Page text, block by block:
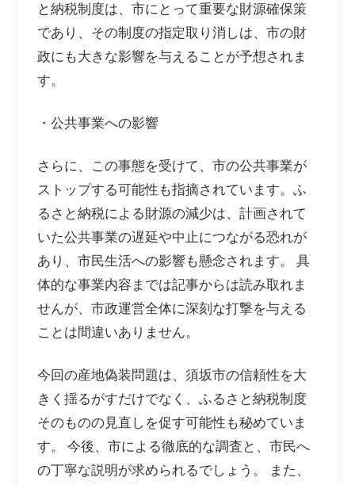
と納税制度は、市にとって重要な財源確保策
であり、その制度の指定取り消しは、市の財
政にも大きな影響を与えることが予想されま
す。
・公共事業への影響
さらに、この事態を受けて、市の公共事業が
ストップする可能性も指摘されています。ふ
るさと納税による財源の減少は、計画されて
いた公共事業の遅延や中止につながる恐れが
あり、市民生活への影響も懸念されます。 具
体的な事業内容までは記事からは読み取れま
せんが、市政運営全体に深刻な打撃を与える
ことは間違いありません。
今回の産地偽装問題は、須坂市の信頼性を大
きく揺るがすだけでなく、ふるさと納税制度
そのものの見直しを促す可能性も秘めていま
す。 今後、市による徹底的な調査と、市民へ
の丁寧な説明が求められるでしょう。 また、